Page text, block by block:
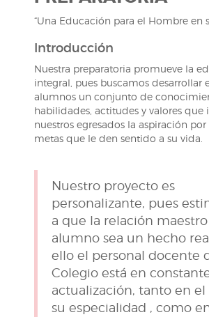
“Una Educación para el Hombre en
Introducción
Nuestra preparatoria promueve la
integral, pues buscamos desarrollar
alumnos un conjunto de
habilidades, actitudes y valores que
nuestros egresados la aspiración por
metas que le den sentido a su vida.
Nuestro proyecto es
personalizante, pues
a que la relación maestro
alumno sea un hecho
ello el personal docente
Colegio está en
actualización, tanto en el
su especialidad , como